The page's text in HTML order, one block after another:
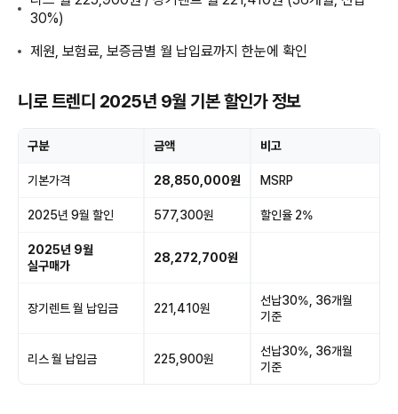
30%)
제원, 보험료, 보증금별 월 납입료까지 한눈에 확인
니로 트렌디 2025년 9월 기본 할인가 정보
구분 금액 비고
기본가격 28,850,000원 MSRP
2025년 9월 할인 577,300원 할인율 2%
2025년 9월
실구매가
28,272,700원
장기렌트 월 납입금 221,410원
선납30%, 36개월
기준
리스 월 납입금 225,900원
선납30%, 36개월
기준